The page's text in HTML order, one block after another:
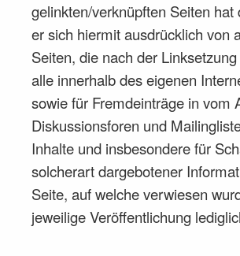
gelinkten/verknüpften Seiten
er sich hiermit ausdrücklich von
Seiten, die nach der
alle innerhalb des eigenen
sowie für Fremdeinträge in vom
Diskussionsforen und
Inhalte und insbesondere für
solcherart dargebotener
Seite, auf welche verwiesen
jeweilige Veröffentlichung